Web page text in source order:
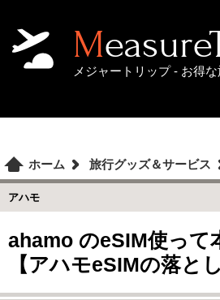
メジャートリップ - お得
ホーム 旅行グッズ＆サービス
アハモ
ahamo のeSIM使って
【アハモeSIMの落とし